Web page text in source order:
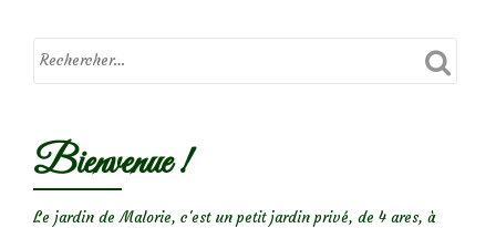
épines?
Bienvenue !
Le jardin de Malorie, c'est un petit jardin privé, de 4 ares, à